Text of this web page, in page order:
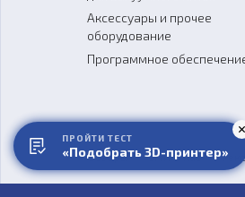
Аксессуары и прочее
оборудование
Программное
Обзоры СМИ о нас
ПРОЙТИ ТЕСТ
«Подобрать 3D-принтер»